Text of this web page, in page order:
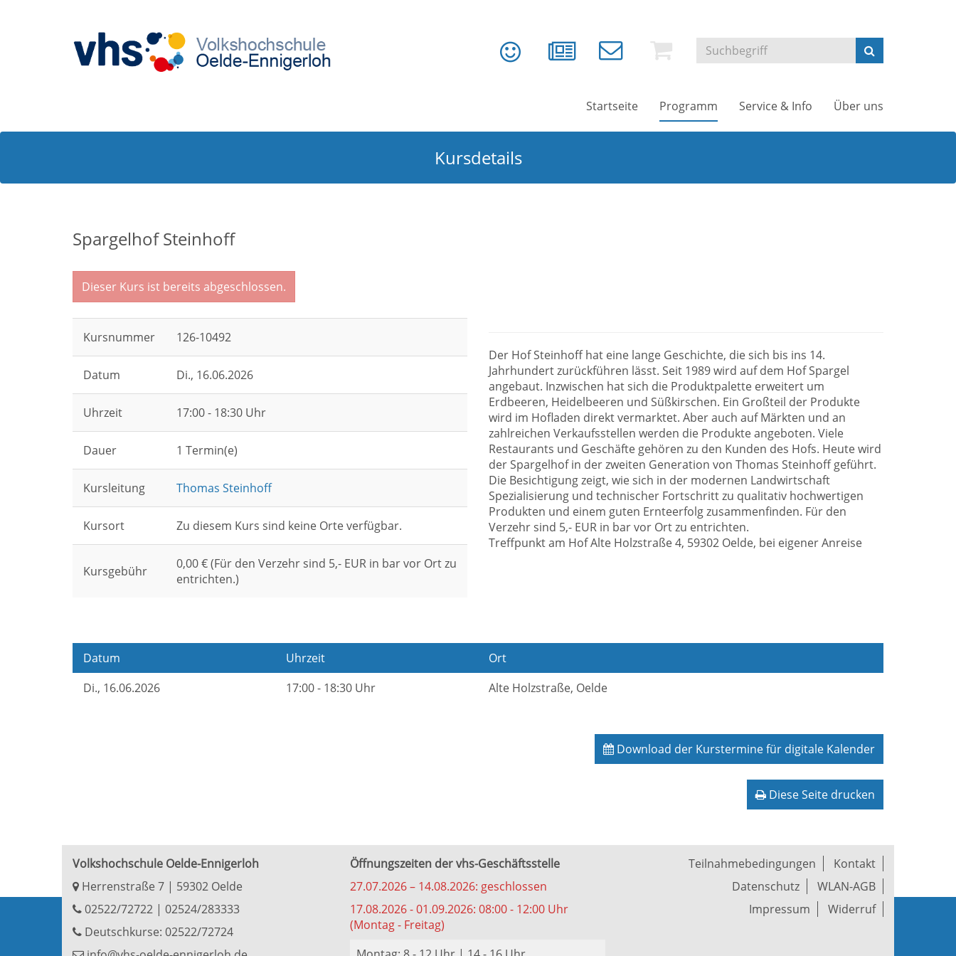
Startseite Programm Service & Info Über uns
Kursdetails
Spargelhof Steinhoff
Dieser Kurs ist bereits abgeschlossen.
Kursnummer 126-10492
Datum Di., 16.06.2026
Uhrzeit 17:00 - 18:30 Uhr
Dauer 1 Termin(e)
Kursleitung Thomas Steinhoff
Kursort Zu diesem Kurs sind keine Orte verfügbar.
Kursgebühr
0,00 € (Für den Verzehr sind 5,- EUR in bar vor Ort zu
entrichten.)
Der Hof Steinhoff hat eine lange Geschichte, die sich bis ins 14.
Jahrhundert zurückführen lässt. Seit 1989 wird auf dem Hof Spargel
angebaut. Inzwischen hat sich die Produktpalette erweitert um
Erdbeeren, Heidelbeeren und Süßkirschen. Ein Großteil der Produkte
wird im Hofladen direkt vermarktet. Aber auch auf Märkten und an
zahlreichen Verkaufsstellen werden die Produkte angeboten. Viele
Restaurants und Geschäfte gehören zu den Kunden des Hofs. Heute wird
der Spargelhof in der zweiten Generation von Thomas Steinhoff geführt.
Die Besichtigung zeigt, wie sich in der modernen Landwirtschaft
Spezialisierung und technischer Fortschritt zu qualitativ hochwertigen
Produkten und einem guten Ernteerfolg zusammenfinden. Für den
Verzehr sind 5,- EUR in bar vor Ort zu entrichten.
Treffpunkt am Hof Alte Holzstraße 4, 59302 Oelde, bei eigener Anreise
Datum Uhrzeit
Ort
Di., 16.06.2026 17:00 - 18:30 Uhr Alte Holzstraße, Oelde
Download der Kurstermine für digitale Kalender
Diese Seite drucken
Volkshochschule Oelde-Ennigerloh
Herrenstraße 7 | 59302 Oelde
02522/72722 | 02524/283333
Deutschkurse: 02522/72724
Öffnungszeiten der vhs-Geschäftsstelle
27.07.2026 – 14.08.2026: geschlossen
17.08.2026 - 01.09.2026: 08:00 - 12:00 Uhr
(Montag - Freitag)
Teilnahmebedingungen
Kontakt
Datenschutz
WLAN-AGB
Impressum
Widerruf